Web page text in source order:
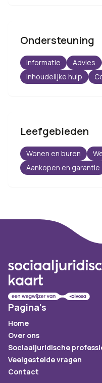
Ondersteuning
Informatie Advies
Inhoudelijke hulp
Leefgebieden
Wonen en buren
Aankopen en garantie
Pagina's
Home
Over ons
Sociaaljuridische
Veelgestelde vragen
Contact